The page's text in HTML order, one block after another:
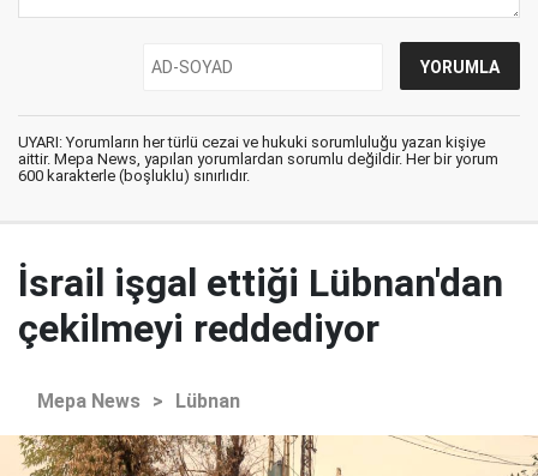
UYARI: Yorumların her türlü cezai ve hukuki sorumluluğu yazan kişiye
aittir. Mepa News, yapılan yorumlardan sorumlu değildir. Her bir yorum
600 karakterle (boşluklu) sınırlıdır.
İsrail işgal ettiği Lübnan'dan
çekilmeyi reddediyor
Mepa News > Lübnan